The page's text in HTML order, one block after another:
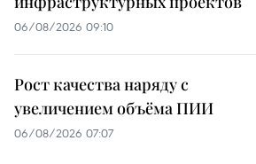
06/08/2026 09:10
Рост качества наряду с
увеличением объёма ПИИ
06/08/2026 07:07